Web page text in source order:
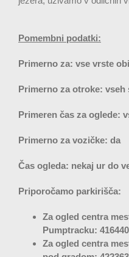
Pomembni podatki:
Primerno za: vse vrste
Primerno za otroke: vseh
Primeren čas za oglede:
Primerno za vozičke: da
Čas ogleda: nekaj ur do
Priporočamo parkirišča:
Za ogled centra
Pumptracku:
Za ogled centra